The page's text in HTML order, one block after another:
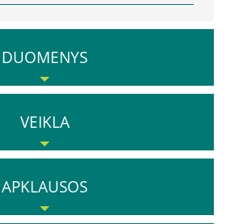
visuomene
informacija
DUOMENYS
Duomenų apsauga
Atviri duomenys
VEIKLA
RPLC nuostatai
Veiklos sritys
APKLAUSOS